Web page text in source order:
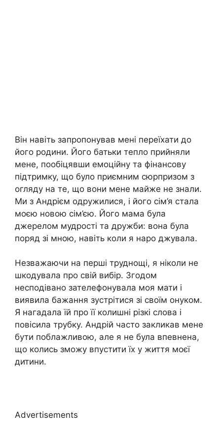
Він навіть запропонував мені переїхати до
його родини. Його батьки тепло прийняли
мене, пообіцявши емоційну та фінансову
підтримку, що було приємним сюрпризом з
огляду на те, що вони мене майже не знали.
Ми з Андрієм одружилися, і його сім’я стала
моєю новою сім’єю. Його мама була
джерелом мудрості та дружби: вона була
поряд зі мною, навіть коли я наро джувала.
Незважаючи на перші труднощі, я ніколи не
шкодувала про свій вибір. Згодом
несподівано зателефонувала моя мати і
виявила бажання зустрітися зі своїм онуком.
Я нагадала їй про її колишні різкі слова і
повісила трубку. Андрій часто закликав мене
бути поблажливою, але я не була впевнена,
що колись зможу впустити їх у життя моєї
дитини.
Advertisements